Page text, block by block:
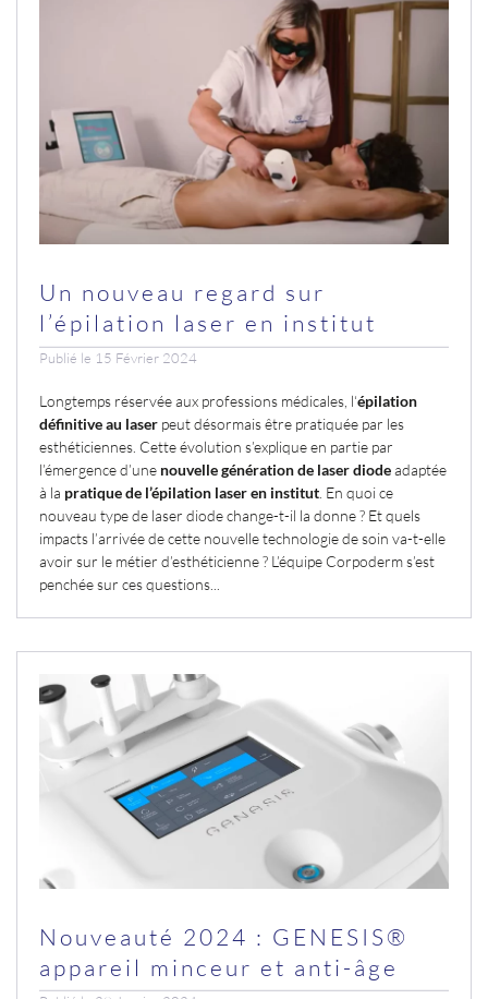
Un nouveau regard sur
l’épilation laser en institut
Publié le 15 Février 2024
Longtemps réservée aux professions médicales, l‘épilation
définitive au laser peut désormais être pratiquée par les
esthéticiennes. Cette évolution s’explique en partie par
l’émergence d’une nouvelle génération de laser diodeadaptée
à la pratique de l’épilation laser en institut . En quoi ce
nouveau type de laser diode change-t-il la donne? Et quels
impacts l’arrivée de cette nouvelle technologie de soin va-t-elle
avoir sur le métier d’esthéticienne? L’équipe Corpoderm s’est
penchée sur ces questions...
Nouveauté 2024 : GENESIS®
appareil minceur et anti-âge